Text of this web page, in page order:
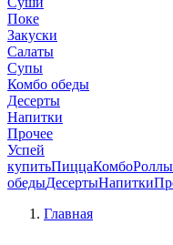
Поке
Закуски
Салаты
Супы
Комбо обеды
Десерты
Напитки
Прочее
Успей
купитьПиццаКомбоРоллы
обедыДесертыНапитки
Главная